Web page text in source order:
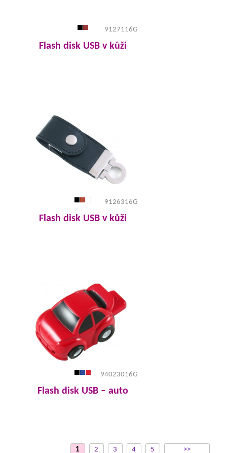
9127116G
Flash disk USB v kůži
9126316G
Flash disk USB v kůži
94023016G
Flash disk USB – auto
1 2 3 4 5 >>